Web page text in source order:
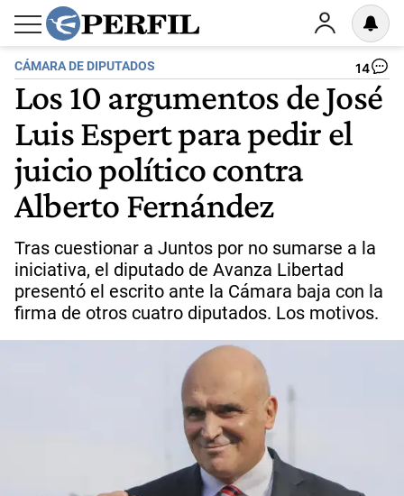
CÁMARA DE DIPUTADOS 14
Los 10 argumentos de José
Luis Espert para pedir el
juicio político contra
Alberto Fernández
Tras cuestionar a Juntos por no sumarse a la
iniciativa, el diputado de Avanza Libertad
presentó el escrito ante la Cámara baja con la
firma de otros cuatro diputados. Los motivos.